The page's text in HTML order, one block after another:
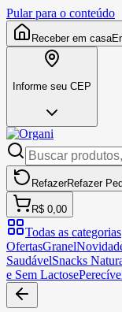
Pular para o conteúdo
Receber em casa
Informe seu CEP
RefazerRefazer
R$ 0,00
Todas as categorias
OfertasGranel
SaudávelSnacks
e Sem Lactose